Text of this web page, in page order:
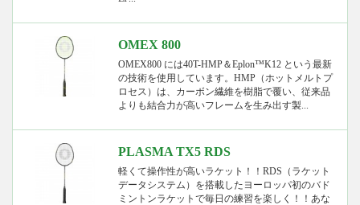
OMEX 800
OMEX800 には40T-HMP＆Eplon™K12 という最新
の技術を使用しています。HMP（ホットメルトプ
ロセス）は、カーボン繊維を樹脂で覆い、従来品
よりも結合力が高いフレームを生み出す製...
PLASMA TX5 RDS
軽くて操作性が高いラケット！！RDS（ラケット
データシステム）を搭載したヨーロッパ初のバド
ミントンラケットで毎日の練習を楽しく！！あな